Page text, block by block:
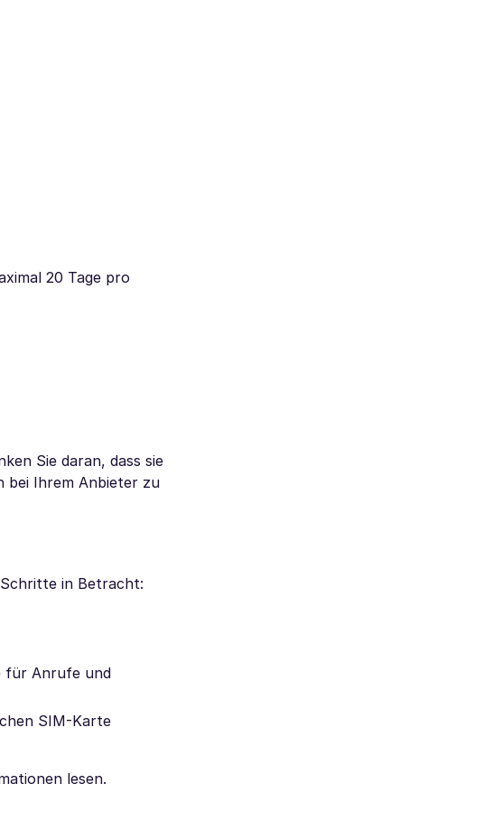
20 Tage pro
Sie daran, dass sie
bei Ihrem Anbieter zu
in Betracht:
für Anrufe und
SIM-Karte
lesen.